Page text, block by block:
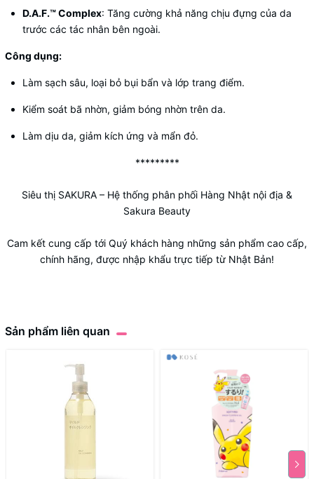
D.A.F.™ Complex: Tăng cường khả năng chịu đựng của da
trước các tác nhân bên ngoài.
Công dụng:
Làm sạch sâu, loại bỏ bụi bẩn và lớp trang điểm.
Kiểm soát bã nhờn, giảm bóng nhờn trên da.
Làm dịu da, giảm kích ứng và mẩn đỏ.
*********
Siêu thị SAKURA – Hệ thống phân phối Hàng Nhật nội địa &
Sakura Beauty
Cam kết cung cấp tới Quý khách hàng những sản phẩm cao cấp,
chính hãng, được nhập khẩu trực tiếp từ Nhật Bản!
Sản phẩm liên quan